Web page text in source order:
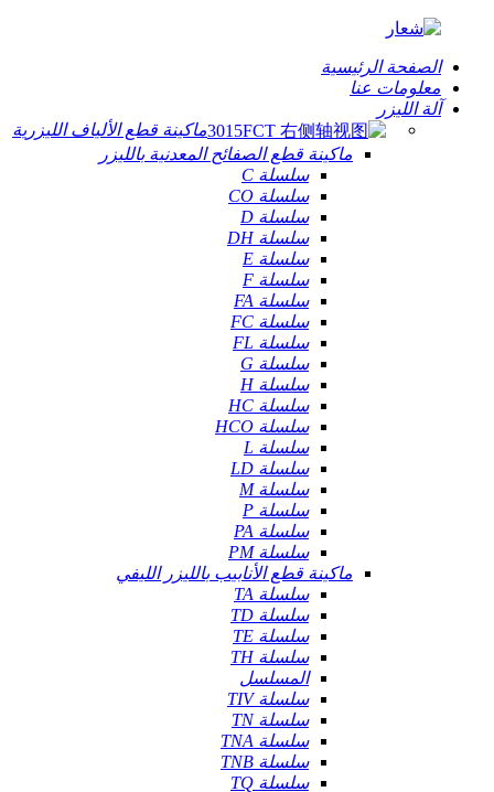
الصفحة الرئيسية
معلومات عنا
آلة الليزر
ماكينة قطع الألياف الليزرية
ماكينة قطع الصفائح المعدنية بالليزر
سلسلة C
سلسلة CO
سلسلة D
سلسلة DH
سلسلة E
سلسلة F
سلسلة FA
سلسلة FC
سلسلة FL
سلسلة G
سلسلة H
سلسلة HC
سلسلة HCO
سلسلة L
سلسلة LD
سلسلة M
سلسلة P
سلسلة PA
سلسلة PM
ماكينة قطع الأنابيب بالليزر الليفي
سلسلة TA
سلسلة TD
سلسلة TE
سلسلة TH
المسلسل
سلسلة TIV
سلسلة TN
سلسلة TNA
سلسلة TNB
سلسلة TQ